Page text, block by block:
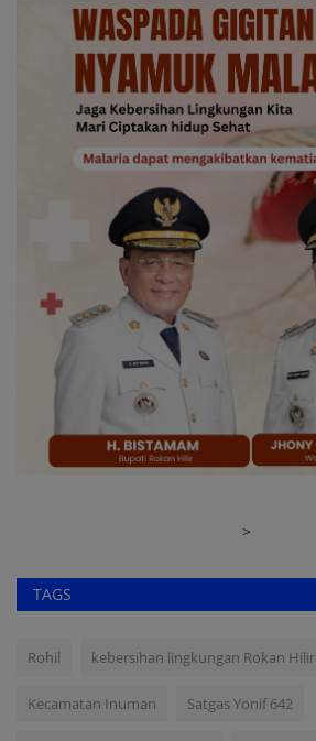
>
TAGS
Rohil kebersihan lingkungan Rokan Hilir
Kecamatan Inuman Satgas Yonif 642